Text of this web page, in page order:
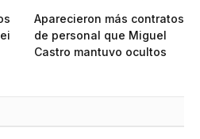
Aparecieron más contratos
de personal que Miguel
Castro mantuvo ocultos